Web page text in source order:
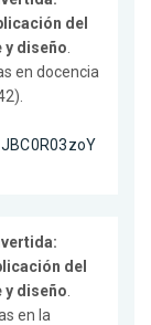
del
y diseño
en docencia
del
y diseño
en la